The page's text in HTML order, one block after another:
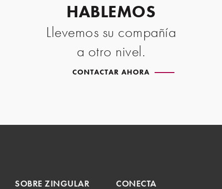
HABLEMOS
Llevemos su compañía
a otro nivel.
CONTACTAR AHORA
SOBRE ZINGULAR CONECTA